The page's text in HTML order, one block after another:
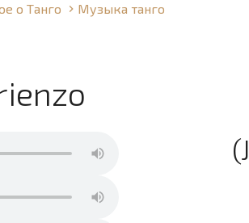
о Танго Музыка танго